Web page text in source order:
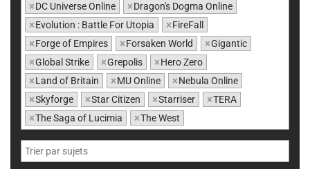
×DC Universe Online ×Dragon's Dogma Online
×Evolution : Battle For Utopia ×FireFall
×Forge of Empires ×Forsaken World ×Gigantic
×Global Strike ×Grepolis ×Hero Zero
×Land of Britain ×MU Online ×Nebula Online
×Skyforge ×Star Citizen ×Starriser ×TERA
×The Saga of Lucimia ×The West